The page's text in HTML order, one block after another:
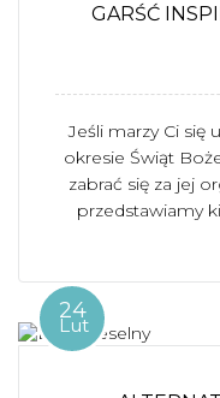
GARŚĆ
Jeśli marzy Ci się
okresie Świąt
zabrać się za jej
przedstawiamy
24
Lut